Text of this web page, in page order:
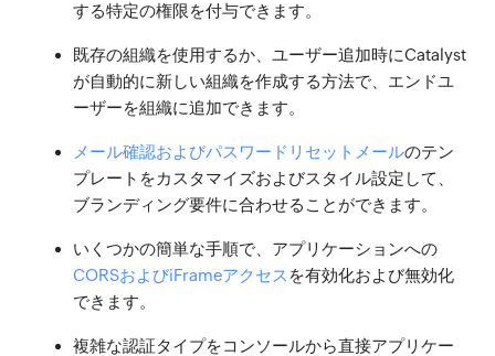
する特定の権限を付与できます。
既存の組織を使用するか、ユーザー追加時にCatalyst
が自動的に新しい組織を作成する方法で、エンドユ
ーザーを組織に追加できます。
メール確認およびパスワードリセットメールのテン
プレートをカスタマイズおよびスタイル設定して、
ブランディング要件に合わせることができます。
いくつかの簡単な手順で、アプリケーションへの
CORSおよびiFrameアクセス を有効化および無効化
できます。
複雑な認証タイプをコンソールから直接アプリケー